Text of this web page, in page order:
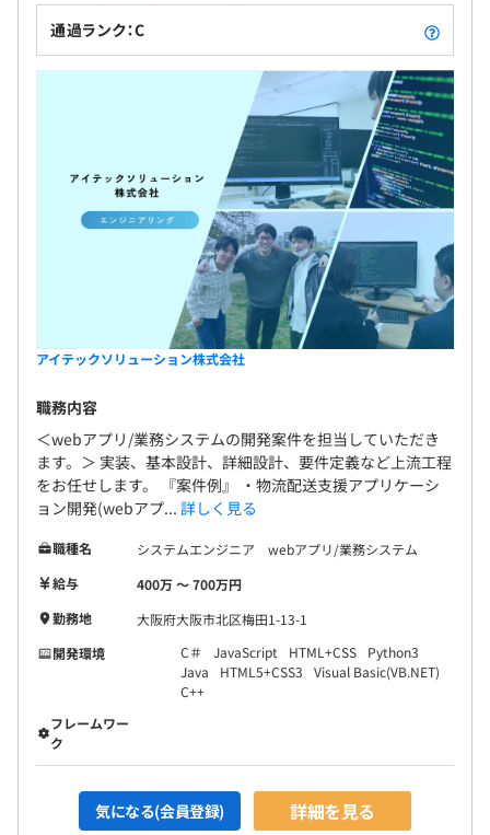
通過ランク：C
アイテックソリューション株式会社
職務内容
＜webアプリ/業務システムの開発案件を担当していただき
ます。＞ 実装、基本設計、詳細設計、要件定義など上流工程
をお任せします。 『案件例』 ・物流配送支援アプリケーシ
ョン開発(webアプ... 詳しく見る
職種名
システムエンジニア webアプリ/業務システム
給与
400万 〜 700万円
勤務地
大阪府大阪市北区梅田1-13-1
開発環境
C＃ JavaScript HTML+CSS
Python3
Java
HTML5+CSS3
Visual Basic(VB.NET)
C++
フレームワー
ク
気になる(会員登録) 詳細を見る